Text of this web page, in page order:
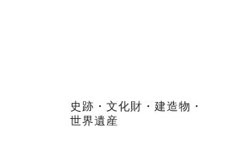
史跡・文化財・建造物・
世界遺産